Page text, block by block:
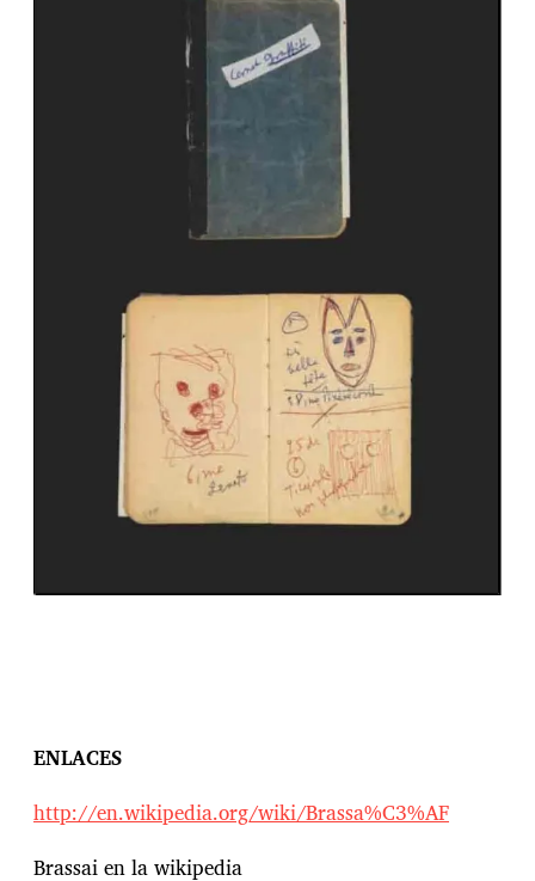
ENLACES
http://en.wikipedia.org/wiki/Brassa%C3%AF
Brassai en la wikipedia